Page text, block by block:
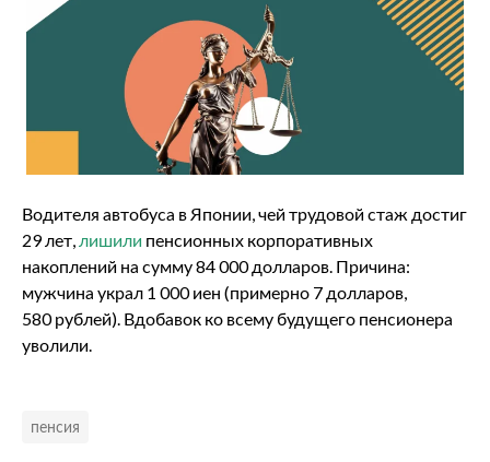
Водителя автобуса в Японии, чей трудовой стаж достиг
29 лет, лишили пенсионных корпоративных
накоплений на сумму 84 000 долларов. Причина:
мужчина украл 1 000 иен (примерно 7 долларов,
580 рублей). Вдобавок ко всему будущего пенсионера
уволили.
пенсия